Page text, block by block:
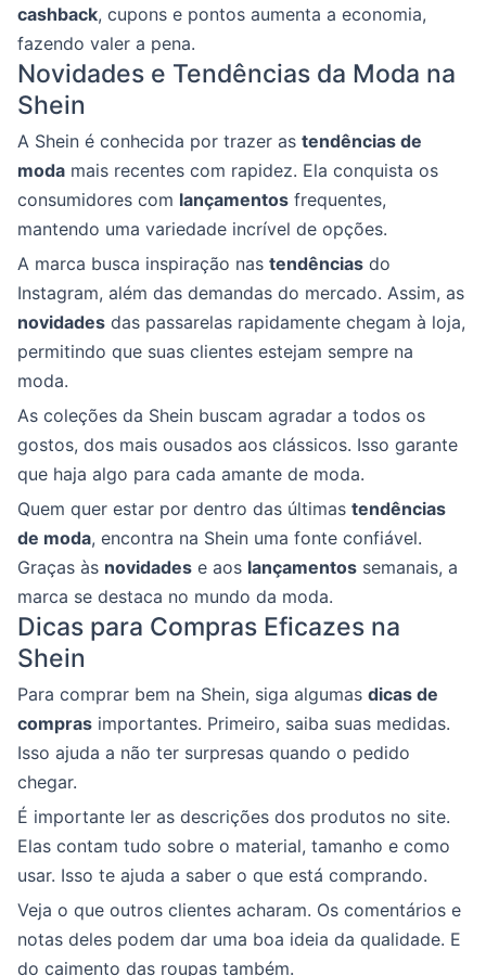
cashback, cupons e pontos aumenta a economia,
fazendo valer a pena.
Novidades e Tendências da Moda na
Shein
A Shein é conhecida por trazer as tendências de
moda mais recentes com rapidez. Ela conquista os
consumidores com lançamentos frequentes,
mantendo uma variedade incrível de opções.
A marca busca inspiração nas tendências do
Instagram, além das demandas do mercado. Assim, as
novidades das passarelas rapidamente chegam à loja,
permitindo que suas clientes estejam sempre na
moda.
As coleções da Shein buscam agradar a todos os
gostos, dos mais ousados aos clássicos. Isso garante
que haja algo para cada amante de moda.
Quem quer estar por dentro das últimas tendências
de moda, encontra na Shein uma fonte confiável.
Graças às novidades e aos lançamentos semanais, a
marca se destaca no mundo da moda.
Dicas para Compras Eficazes na
Shein
Para comprar bem na Shein, siga algumas dicas de
compras importantes. Primeiro, saiba suas medidas.
Isso ajuda a não ter surpresas quando o pedido
chegar.
É importante ler as descrições dos produtos no site.
Elas contam tudo sobre o material, tamanho e como
usar. Isso te ajuda a saber o que está comprando.
Veja o que outros clientes acharam. Os comentários e
notas deles podem dar uma boa ideia da qualidade. E
do caimento das roupas também.